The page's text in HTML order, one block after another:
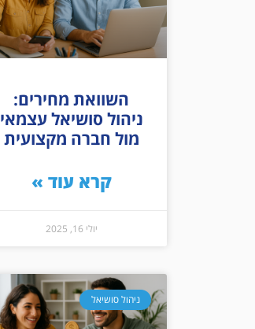
השוואת מחירים:
ניהול סושיאל עצמאי
מול חברה מקצועית
קרא עוד »
יולי 16, 2025
ניהול סושיאל